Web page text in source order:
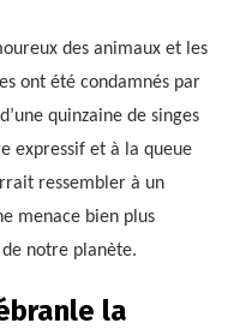
des animaux et les
ont été condamnés par
quinzaine de singes
expressif et à la queue
ressembler à un
menace bien plus
notre planète.
la